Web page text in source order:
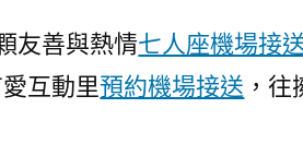
友善與熱情七人座機場接
互動里預約機場接送 ，往